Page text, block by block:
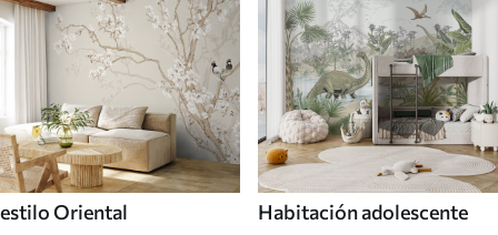
estilo Oriental Habitación adolescente